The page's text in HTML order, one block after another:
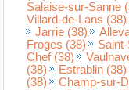
Salaise-sur-Sanne
Villard-de-Lans (38)
Jarrie (38)
Froges (38)
Chef (38)
(38)
Estrablin (38)
(38)
Champ-sur-